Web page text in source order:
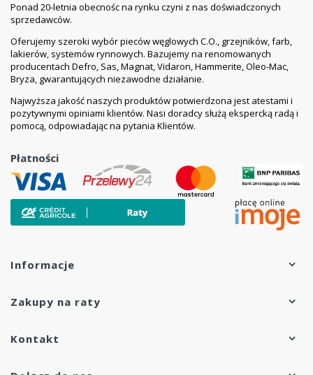
Ponad 20-letnia obecnośc na rynku czyni z nas doświadczonych
sprzedawców.
Oferujemy szeroki wybór pieców węglowych C.O., grzejników, farb,
lakierów, systemów rynnowych. Bazujemy na renomowanych
producentach Defro, Sas, Magnat, Vidaron, Hammerite, Oleo-Mac,
Bryza, gwarantujących niezawodne działanie.
Najwyższa jakość naszych produktów potwierdzona jest atestami i
pozytywnymi opiniami klientów. Nasi doradcy służą ekspercką radą i
pomocą, odpowiadając na pytania Klientów.
Płatności
Informacje
Zakupy na raty
Kontakt